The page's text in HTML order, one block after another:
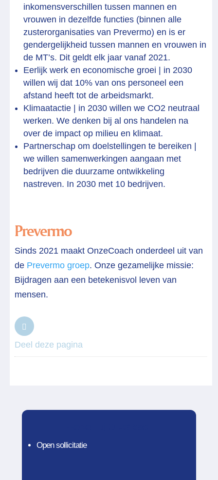
inkomensverschillen tussen mannen en
vrouwen in dezelfde functies (binnen alle
zusterorganisaties van Prevermo) en is er
gendergelijkheid tussen mannen en vrouwen in
de MT’s. Dit geldt elk jaar vanaf 2021.
Eerlijk werk en economische groei | in 2030
willen wij dat 10% van ons personeel een
afstand heeft tot de arbeidsmarkt.
Klimaatactie | in 2030 willen we CO2 neutraal
werken. We denken bij al ons handelen na
over de impact op milieu en klimaat.
Partnerschap om doelstellingen te bereiken |
we willen samenwerkingen aangaan met
bedrijven die duurzame ontwikkeling
nastreven. In 2030 met 10 bedrijven.
Prevermo
Sinds 2021 maakt OnzeCoach onderdeel uit van
de Prevermo groep. Onze gezamelijke missie:
Bijdragen aan een betekenisvol leven van
mensen.
Deel deze pagina
Open sollicitatie